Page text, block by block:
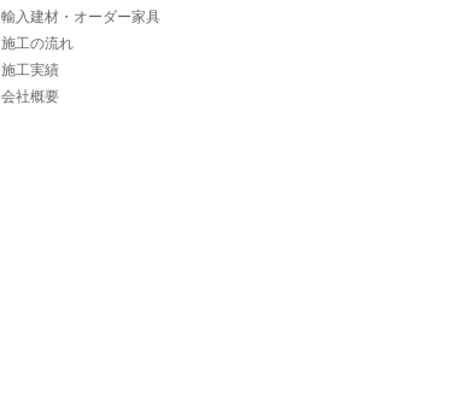
輸入建材・オーダー家具
施工の流れ
施工実績
会社概要